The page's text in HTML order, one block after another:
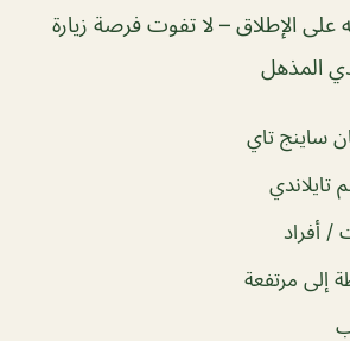
على الإطلاق – لا تفوت فرصة زيارة
المذهل
ساينج تاي
تايلاندي
/ أفراد
إلى مرتفعة